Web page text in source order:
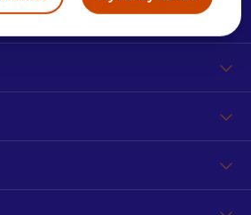
laajasta myymäläverkostostamme